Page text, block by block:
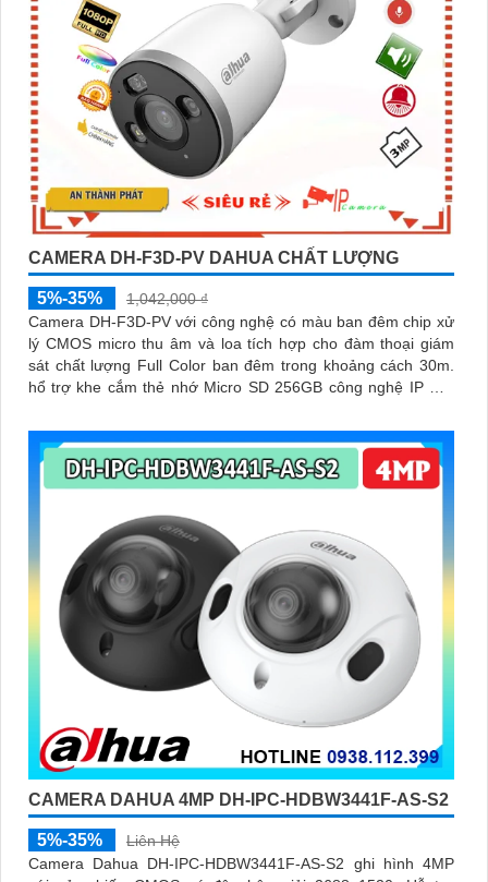
CAMERA DH-F3D-PV DAHUA CHẤT LƯỢNG
5%-35%
1,042,000 ₫
Camera DH-F3D-PV với công nghệ có màu ban đêm chip xử
lý CMOS micro thu âm và loa tích hợp cho đàm thoại giám
sát chất lượng Full Color ban đêm trong khoảng cách 30m.
hổ trợ khe cắm thẻ nhớ Micro SD 256GB công nghệ IP Wifi
CAMERA DAHUA 4MP DH-IPC-HDBW3441F-AS-S2
5%-35%
Liên Hệ
Camera Dahua DH-IPC-HDBW3441F-AS-S2 ghi hình 4MP